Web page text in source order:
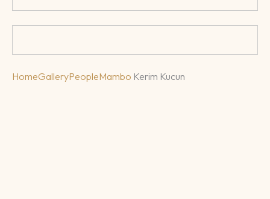
HomeGalleryPeopleMambo Kerim Kucun